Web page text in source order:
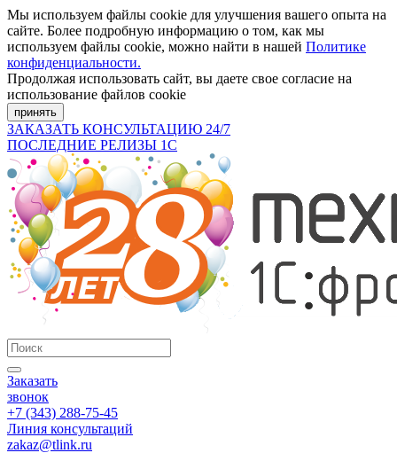
Мы используем файлы cookie для улучшения вашего опыта на
сайте. Более подробную информацию о том, как мы
используем файлы cookie, можно найти в нашей Политике
конфиденциальности.
Продолжая использовать сайт, вы даете свое согласие на
использование файлов cookie
принять
ЗАКАЗАТЬ КОНСУЛЬТАЦИЮ 24/7
ПОСЛЕДНИЕ РЕЛИЗЫ 1С
Заказать
звонок
+7 (343) 288-75-45
Линия консультаций
zakaz@tlink.ru